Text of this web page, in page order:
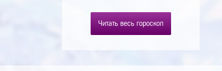
Читать весь гороскоп